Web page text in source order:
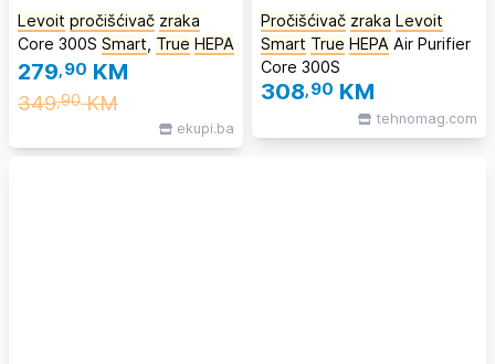
Levoit pročišćivač zraka
Core 300S Smart True HEPA
279,90 KM
349,90KM
ekupi.ba
Pročišćivač zraka Levoit
Smart True HEPA Air Purifier
Core 300S
308,90 KM
tehnomag.com